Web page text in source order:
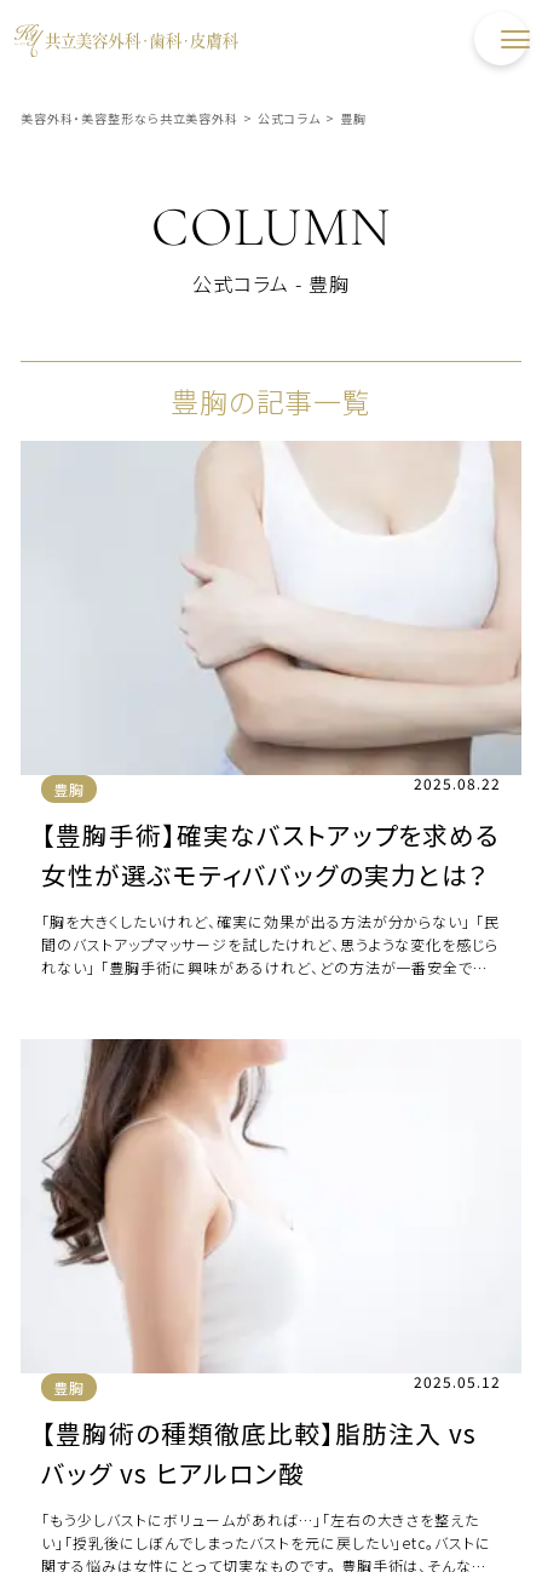
美容外科・美容整形なら共立美容外科 > 公式コラム > 豊胸
COLUMN
公式コラム - 豊胸
豊胸の記事一覧
豊胸 2025.08.22
【豊胸手術】確実なバストアップを求める
女性が選ぶモティババッグの実力とは？
「胸を大きくしたいけれど、確実に効果が出る方法が分からない」 「民
間のバストアップマッサージを試したけれど、思うような変化を感じら
れない」 「豊胸手術に興味があるけれど、どの方法が一番安全で自
豊胸 2025.05.12
【豊胸術の種類徹底比較】脂肪注入 vs
バッグ vs ヒアルロン酸
「もう少しバストにボリュームがあれば…」「左右の大きさを整えた
い」「授乳後にしぼんでしまったバストを元に戻したい」etc。バストに
関する悩みは女性にとって切実なものです。 豊胸手術は、そんな悩